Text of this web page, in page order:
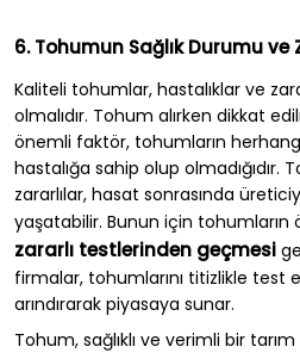
6. Tohumun Sağlık Durumu ve
Kaliteli tohumlar, hastalıklar ve
olmalıdır. Tohum alırken dikkat
önemli faktör, tohumların
hastalığa sahip olup olmadığıdır.
zararlılar, hasat sonrasında
yaşatabilir. Bunun için tohumların
zararlı testlerinden geçmesi
firmalar, tohumlarını titizlikle test
arındırarak piyasaya sunar.
Tohum, sağlıklı ve verimli bir